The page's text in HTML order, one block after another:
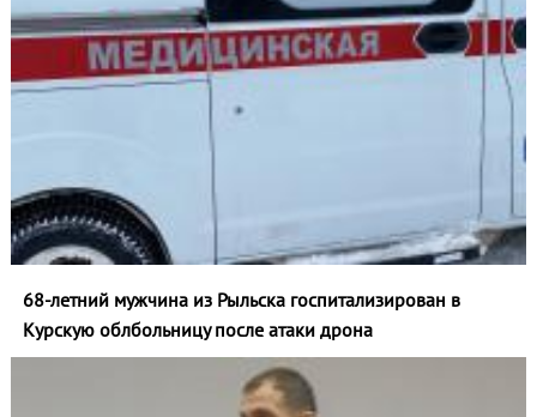
68-летний мужчина из Рыльска госпитализирован в
Курскую облбольницу после атаки дрона